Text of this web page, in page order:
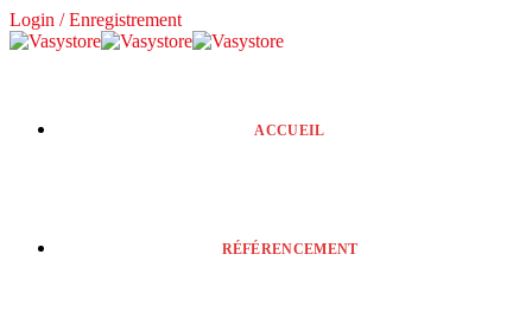
Login / Enregistrement
ACCUEIL
RÉFÉRENCEMENT